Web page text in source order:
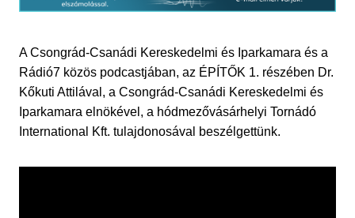
A Csongrád-Csanádi Kereskedelmi és Iparkamara és a
Rádió7 közös podcastjában, az ÉPÍTŐK 1. részében Dr.
Kőkuti Attilával, a Csongrád-Csanádi Kereskedelmi és
Iparkamara elnökével, a hódmezővásárhelyi Tornádó
International Kft. tulajdonosával beszélgettünk.